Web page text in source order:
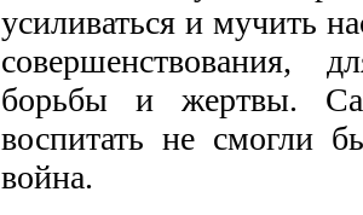
усиливаться и мучить
совершенствования,
борьбы и жертвы.
воспитать не смогли
война.